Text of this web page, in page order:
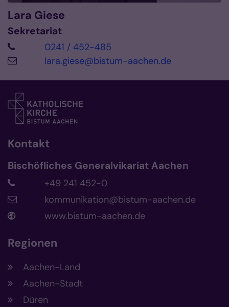
Lara Giese
Sekretariat
0241 / 452-485
lara.giese@bistum-aachen.de
Kontakt
Bischöfliches Generalvikariat Aachen
+49 241 452-0
kommunikation@bistum-aachen.de
www.bistum-aachen.de
Regionen
Aachen-Land
Aachen-Stadt
Düren